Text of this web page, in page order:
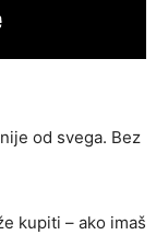
od svega. Bez
kupiti – ako imaš